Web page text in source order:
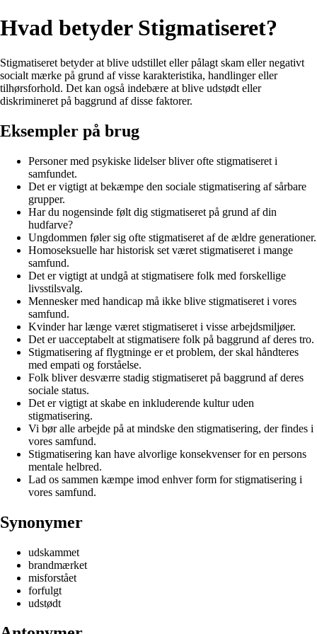
Hvad betyder Stigmatiseret?
Stigmatiseret betyder at blive udstillet eller pålagt skam eller negativt
socialt mærke på grund af visse karakteristika, handlinger eller
tilhørsforhold. Det kan også indebære at blive udstødt eller
diskrimineret på baggrund af disse faktorer.
Eksempler på brug
Personer med psykiske lidelser bliver ofte stigmatiseret i
samfundet.
Det er vigtigt at bekæmpe den sociale stigmatisering af sårbare
grupper.
Har du nogensinde følt dig stigmatiseret på grund af din
hudfarve?
Ungdommen føler sig ofte stigmatiseret af de ældre generationer.
Homoseksuelle har historisk set været stigmatiseret i mange
samfund.
Det er vigtigt at undgå at stigmatisere folk med forskellige
livsstilsvalg.
Mennesker med handicap må ikke blive stigmatiseret i vores
samfund.
Kvinder har længe været stigmatiseret i visse arbejdsmiljøer.
Det er uacceptabelt at stigmatisere folk på baggrund af deres tro.
Stigmatisering af flygtninge er et problem, der skal håndteres
med empati og forståelse.
Folk bliver desværre stadig stigmatiseret på baggrund af deres
sociale status.
Det er vigtigt at skabe en inkluderende kultur uden
stigmatisering.
Vi bør alle arbejde på at mindske den stigmatisering, der findes i
vores samfund.
Stigmatisering kan have alvorlige konsekvenser for en persons
mentale helbred.
Lad os sammen kæmpe imod enhver form for stigmatisering i
vores samfund.
Synonymer
udskammet
brandmærket
misforstået
forfulgt
udstødt